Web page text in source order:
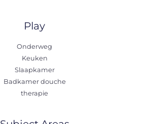
Play
Onderweg
Keuken
Slaapkamer
Badkamer douche
therapie